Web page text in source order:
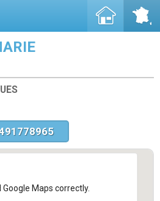
Maps correctly.